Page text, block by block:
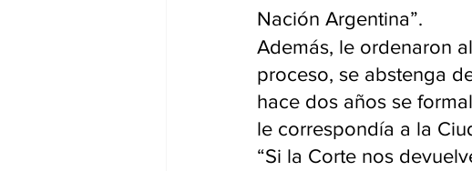
Nación Argentina”.
Además, le ordenaron
proceso, se abstenga
hace dos años se
le correspondía a la
“Si la Corte nos